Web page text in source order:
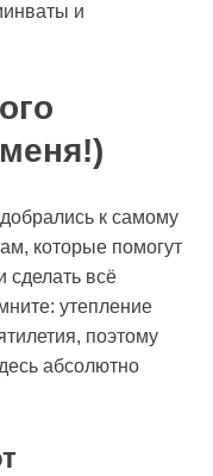
и
к самому
которые помогут
сделать всё
утепление
поэтому
абсолютно